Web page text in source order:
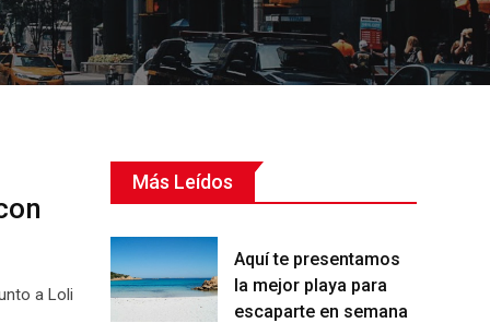
a Loli
Más Leídos
Aquí te presentamos
la mejor playa para
escaparte en semana